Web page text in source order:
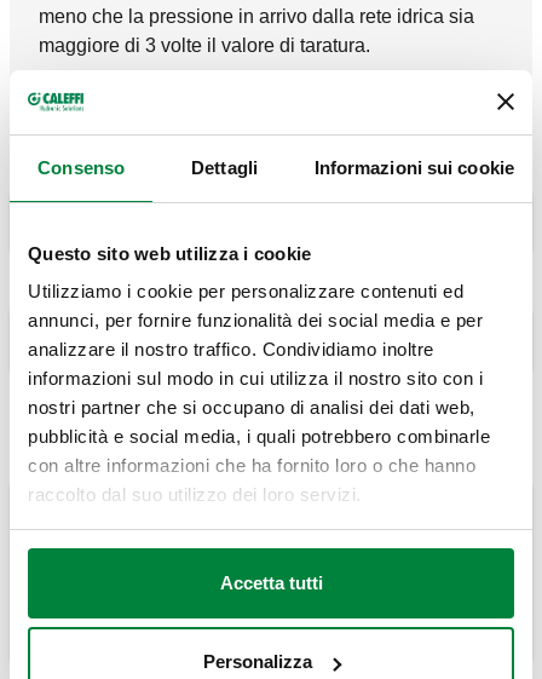
Consenso Dettagli Informazioni sui cookie
Questo sito web utilizza i cookie
Utilizziamo i cookie per personalizzare contenuti ed
annunci, per fornire funzionalità dei social media e per
analizzare il nostro traffico. Condividiamo inoltre
informazioni sul modo in cui utilizza il nostro sito con i
nostri partner che si occupano di analisi dei dati web,
pubblicità e social media, i quali potrebbero combinarle
con altre informazioni che ha fornito loro o che hanno
raccolto dal suo utilizzo dei loro servizi.
Accetta tutti
Personalizza
meno che la pressione in arrivo dalla rete idrica sia
maggiore di 3 volte il valore di taratura.
Il tuo nome
Email
pubblicamente.
Comment